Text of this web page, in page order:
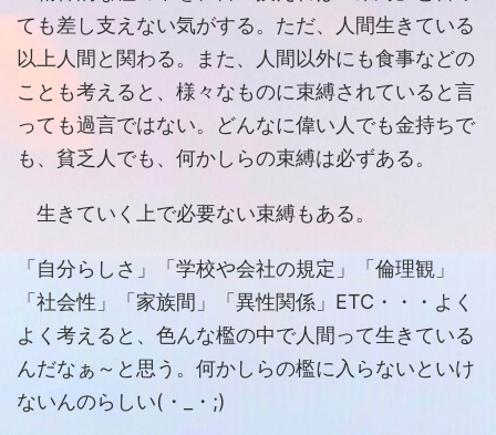
ても差し支えない気がする。ただ、人間生きている
以上人間と関わる。また、人間以外にも食事などの
ことも考えると、様々なものに束縛されていると言
っても過言ではない。どんなに偉い人でも金持ちで
も、貧乏人でも、何かしらの束縛は必ずある。
生きていく上で必要ない束縛もある。
「自分らしさ」「学校や会社の規定」「倫理観」
「社会性」「家族間」「異性関係」ETC・・・よく
よく考えると、色んな檻の中で人間って生きている
んだなぁ～と思う。何かしらの檻に入らないといけ
ないんのらしい(・_・;)